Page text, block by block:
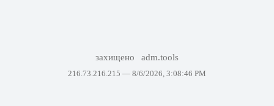
захищено adm.tools
216.73.216.215 — 8/6/2026, 3:08:46 PM